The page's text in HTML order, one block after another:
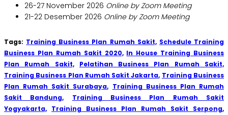
26-27 November 2026 Online by Zoom Meeting
21-22 Desember 2026 Online by Zoom Meeting
Tags: Training Business Plan Rumah Sakit, Schedule Training
Business Plan Rumah Sakit 2020, In House Training Business
Plan Rumah Sakit,
Pelatihan Business Plan Rumah Sakit,
Training Business Plan Rumah Sakit Jakarta, Training Business
Plan Rumah Sakit Surabaya, Training Business Plan Rumah
Sakit Bandung,
Training Business Plan Rumah Sakit
Yogyakarta, Training Business Plan Rumah Sakit Serpong,